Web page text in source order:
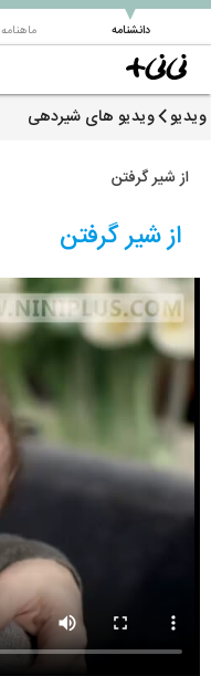
دانشنامه
▼ ماهنامه
ویدیو ویدیو های شیردهی
از شیر گرفتن
از شیر گرفتن